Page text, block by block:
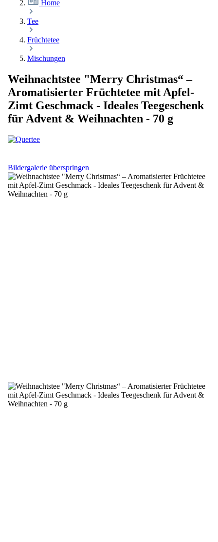
Home
Tee
Früchtetee
Mischungen
Weihnachtstee "Merry Christmas“ –
Aromatisierter Früchtetee mit Apfel-
Zimt Geschmack - Ideales Teegeschenk
für Advent & Weihnachten - 70 g
Bildergalerie überspringen